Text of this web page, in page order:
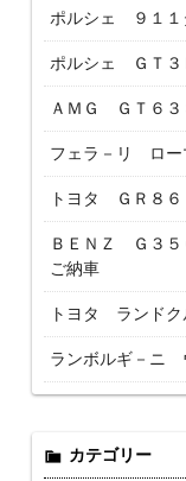
ポルシェ ９１
ポルシェ ＧＴ
ＡＭＧ ＧＴ６
フェラ－リ ロ
トヨタ ＧＲ８
ＢＥＮＺ Ｇ３
ご納車
トヨタ ランド
ランボルギ－ニ
カテゴリー